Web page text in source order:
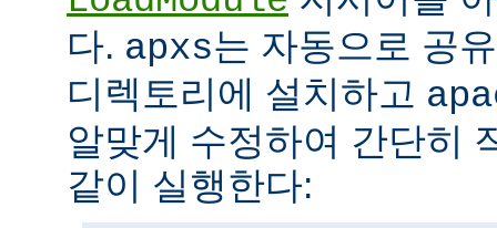
다. apxs는 자동으로 공
디렉토리에 설치하고
알맞게 수정하여 간단히
같이 실행한다: